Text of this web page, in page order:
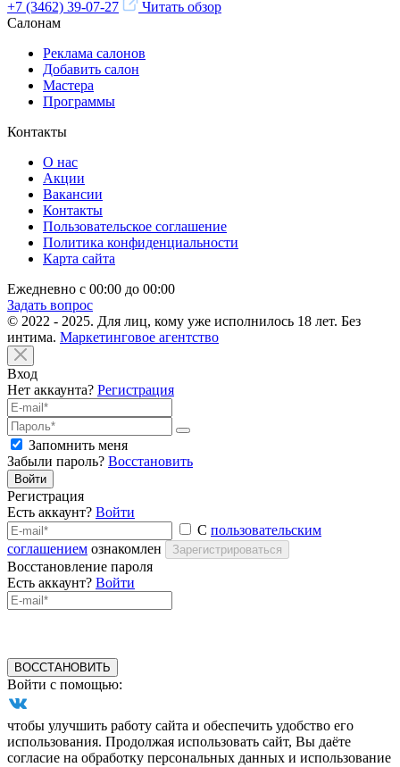
+7 (3462) 39-07-27
Читать обзор
Салонам
Реклама салонов
Добавить салон
Мастера
Программы
Контакты
О нас
Акции
Вакансии
Контакты
Пользовательское соглашение
Политика конфиденциальности
Карта сайта
Ежедневно с 00:00 до 00:00
Задать вопрос
© 2022 - 2025. Для лиц, кому уже исполнилось 18 лет. Без
интима. Маркетинговое агентство
Вход
Нет аккаунта? Регистрация
Запомнить меня
Забыли пароль? Восстановить
Войти
Регистрация
Есть аккаунт? Войти
С пользовательским
соглашением ознакомлен Зарегистрироваться
Восстановление пароля
Есть аккаунт? Войти
ВОССТАНОВИТЬ
Войти с помощью:
чтобы улучшить работу сайта и обеспечить удобство его
использования. Продолжая использовать сайт, Вы даёте
согласие на обработку персональных данных и использование